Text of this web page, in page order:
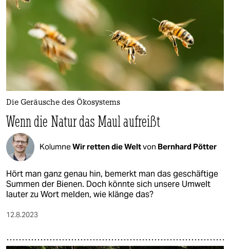
Die Geräusche des Ökosystems
Wenn die Natur das Maul aufreißt
KolumneWir retten die Weltvon Bernhard Pötter
Hört man ganz genau hin, bemerkt man das geschäftige
Summen der Bienen. Doch könnte sich unsere Umwelt
lauter zu Wort melden, wie klänge das?
12.8.2023